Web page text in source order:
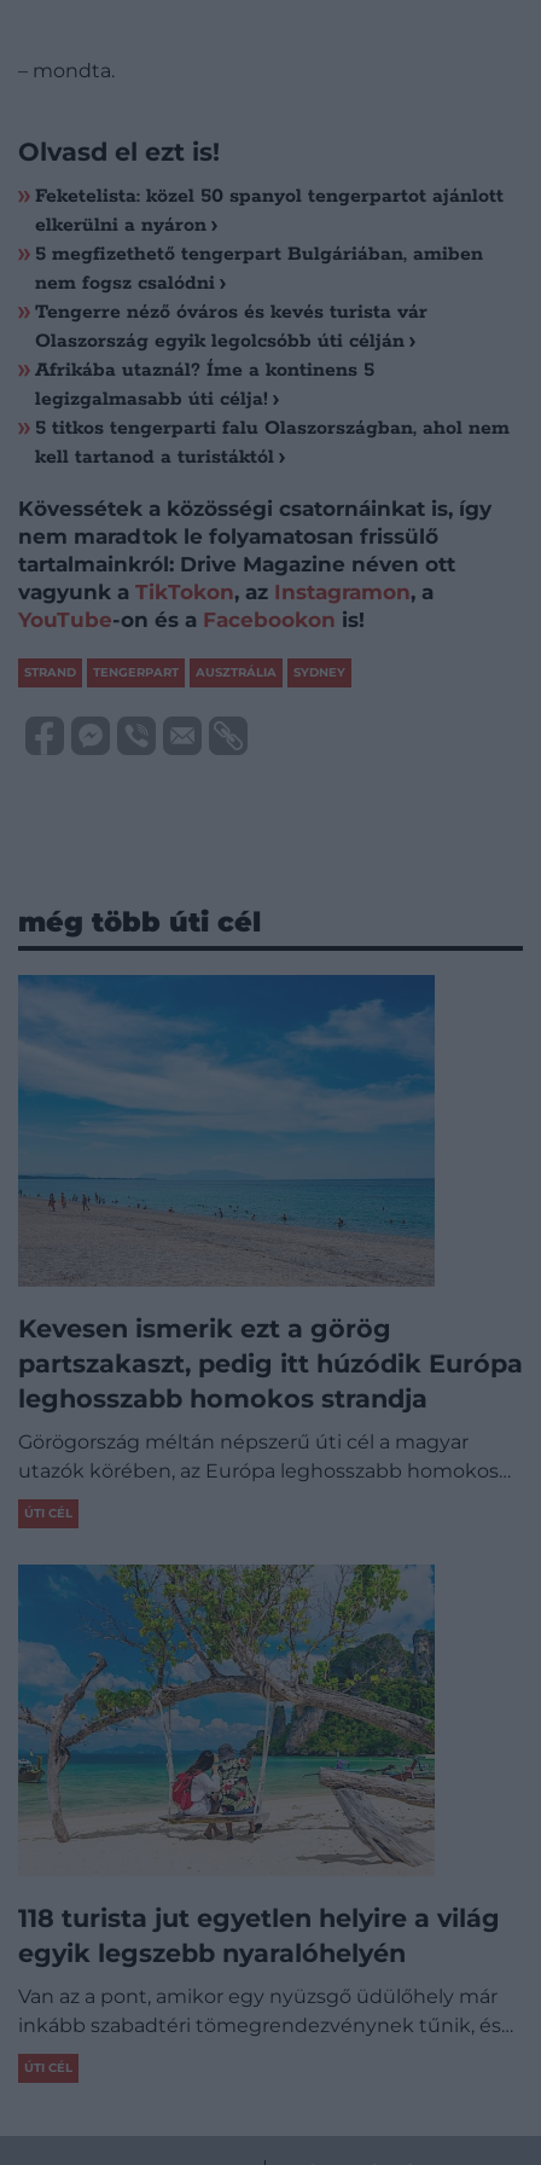
– mondta.
Olvasd el ezt is!
Feketelista: közel 50 spanyol tengerpartot ajánlott
elkerülni a nyáron
5 megfizethető tengerpart Bulgáriában, amiben
nem fogsz csalódni
Tengerre néző óváros és kevés turista vár
Olaszország egyik legolcsóbb úti célján
Afrikába utaznál? Íme a kontinens 5
legizgalmasabb úti célja!
5 titkos tengerparti falu Olaszországban, ahol nem
kell tartanod a turistáktól
Kövessétek a közösségi csatornáinkat is, így
nem maradtok le folyamatosan frissülő
tartalmainkról: Drive Magazine néven ott
vagyunk a TikTokon, az Instagramon, a
YouTube-on és a Facebookon is!
STRAND TENGERPART AUSZTRÁLIA SYDNEY
még több úti cél
Kevesen ismerik ezt a görög
partszakaszt, pedig itt húzódik Európa
leghosszabb homokos strandja
Görögország méltán népszerű úti cél a magyar
utazók körében, az Európa leghosszabb homokos…
ÚTI CÉL
118 turista jut egyetlen helyire a világ
egyik legszebb nyaralóhelyén
Van az a pont, amikor egy nyüzsgő üdülőhely már
inkább szabadtéri tömegrendezvénynek tűnik, és…
ÚTI CÉL